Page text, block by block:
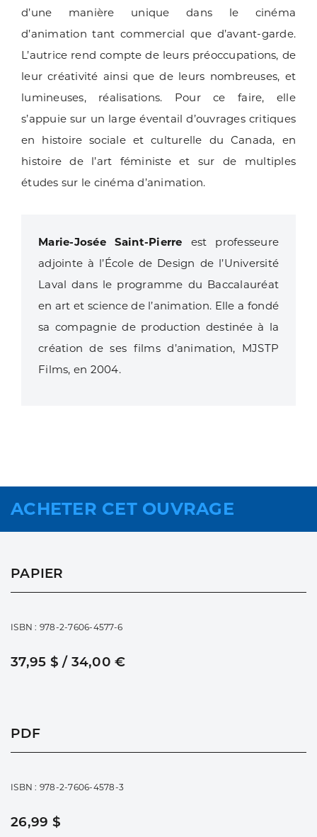
d’une manière unique dans le cinéma
d’animation tant commercial que d’avant-garde.
L’autrice rend compte de leurs préoccupations, de
leur créativité ainsi que de leurs nombreuses, et
lumineuses, réalisations. Pour ce faire, elle
s’appuie sur un large éventail d’ouvrages critiques
en histoire sociale et culturelle du Canada, en
histoire de l’art féministe et sur de multiples
études sur le cinéma d’animation.
Marie-Josée Saint-Pierre est professeure
adjointe à l’École de Design de l’Université
Laval dans le programme du Baccalauréat
en art et science de l’animation. Elle a fondé
sa compagnie de production destinée à la
création de ses films d’animation, MJSTP
Films, en 2004.
ACHETER CET OUVRAGE
PAPIER
ISBN : 978-2-7606-4577-6
37,95 $ / 34,00 €
PDF
ISBN : 978-2-7606-4578-3
26,99 $